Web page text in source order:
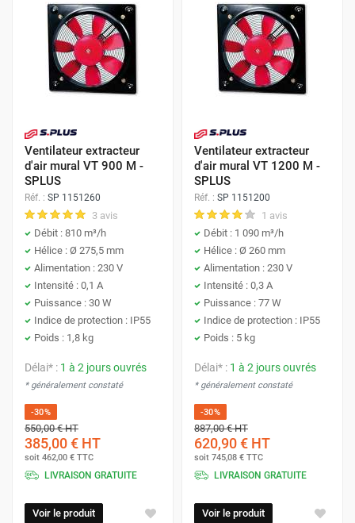
Ventilateur extracteur
d'air mural VT 900 M -
SPLUS
Réf. : SP 1151260
3 avis
Débit : 810 m³/h
Hélice : Ø 275,5 mm
Alimentation : 230 V
Intensité : 0,1 A
Puissance : 30 W
Indice de protection : IP55
Poids : 1,8 kg
Délai* : 1 à 2 jours ouvrés
* généralement constaté
-30%
550,00 €HT
385,00 € HT
soit 462,00 € TTC
LIVRAISON GRATUITE
Voir le produit
Ventilateur extracteur
d'air mural VT 1200 M -
SPLUS
Réf. : SP 1151200
1 avis
Débit : 1 090 m³/h
Hélice : Ø 260 mm
Alimentation : 230 V
Intensité : 0,3 A
Puissance : 77 W
Indice de protection : IP55
Poids : 5 kg
Délai* : 1 à 2 jours ouvrés
* généralement constaté
-30%
887,00 €HT
620,90 € HT
soit 745,08 € TTC
LIVRAISON GRATUITE
Voir le produit